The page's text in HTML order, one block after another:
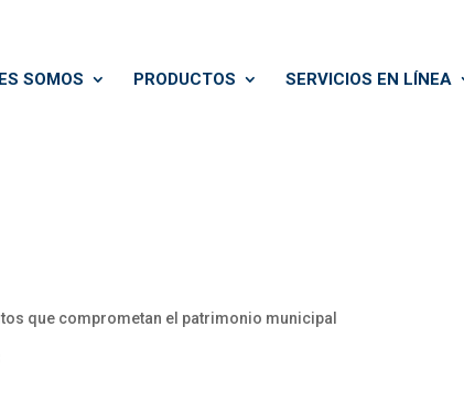
SOMOS PRODUCTOS SERVICIOS EN LÍNEA
que comprometan el patrimonio municipal